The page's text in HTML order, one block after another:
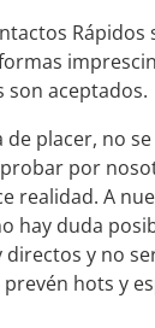
son aceptados.
de placer, no
por
realidad. A
hay duda
directos y no
hots y